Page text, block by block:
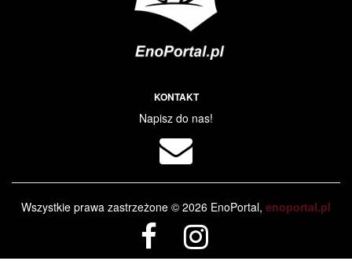
KONTAKT
Napisz do nas!
Wszystkie prawa zastrzeżone © 2026 EnoPortal, enoportal.pl